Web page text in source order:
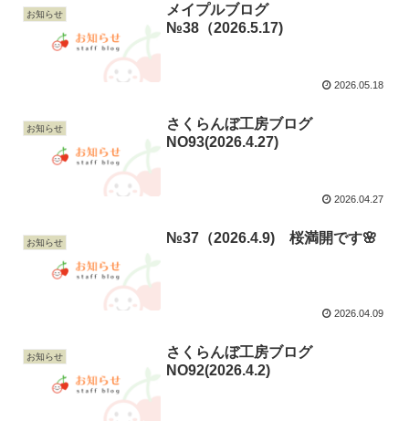
お知らせ
メイプルブログ
№38（2026.5.17)
2026.05.18
お知らせ
さくらんぼ工房ブログ
NO93(2026.4.27)
2026.04.27
お知らせ №37（2026.4.9) 桜満開です🌸
2026.04.09
お知らせ
さくらんぼ工房ブログ
NO92(2026.4.2)